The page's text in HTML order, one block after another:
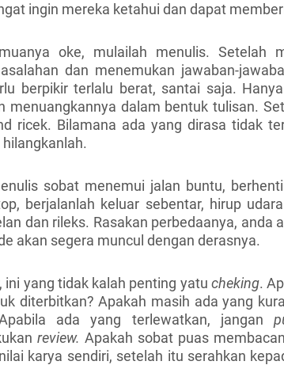
ingin mereka ketahui dan dapat
oke, mulailah menulis. Setelah
dan menemukan jawaban-
berpikir terlalu berat, santai saja.
menuangkannya dalam bentuk tulisan.
ricek. Bilamana ada yang dirasa tidak
sobat menemui jalan buntu,
berjalanlah keluar sebentar, hirup
dan rileks. Rasakan perbedaanya, anda
akan segera muncul dengan derasnya.
ini yang tidak kalah penting yatu cheking.
diterbitkan? Apakah masih ada yang
ada yang terlewatkan, jangan
review. Apakah sobat puas
karya sendiri, setelah itu serahkan